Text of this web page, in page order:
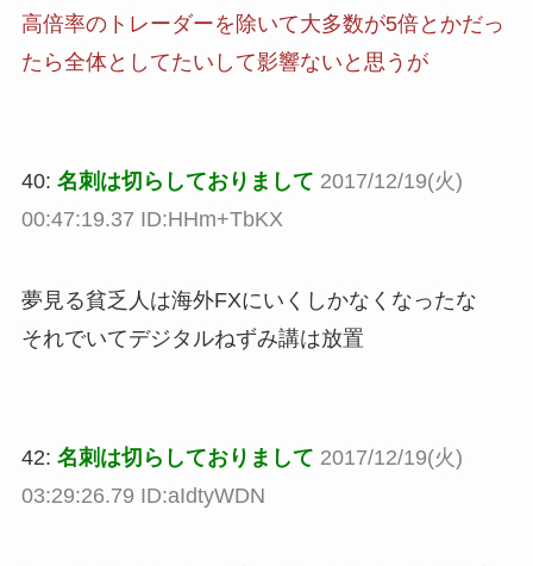
高倍率のトレーダーを除いて大多数が5倍とかだっ
たら全体としてたいして影響ないと思うが
40: 名刺は切らしておりまして 2017/12/19(火)
00:47:19.37 ID:HHm+TbKX
夢見る貧乏人は海外FXにいくしかなくなったな
それでいてデジタルねずみ講は放置
42: 名刺は切らしておりまして 2017/12/19(火)
03:29:26.79 ID:aIdtyWDN